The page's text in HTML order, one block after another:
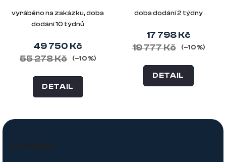
sametová, levý roh
vyráběno na zakázku, doba
dodání 10 týdnů
49 750 Kč
55 278 Kč
(–10 %)
DETAIL
doba dodání 2 týdny
17 798 Kč
19 777 Kč
(–10 %)
DETAIL
Z
Kontakt